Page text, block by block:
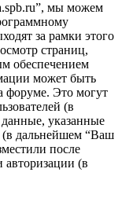
мы можем
за рамки этого
страниц,
обеспечением
может быть
форуме. Это могут
(в
указанные
(в дальнейшем “Ваш
после
(в